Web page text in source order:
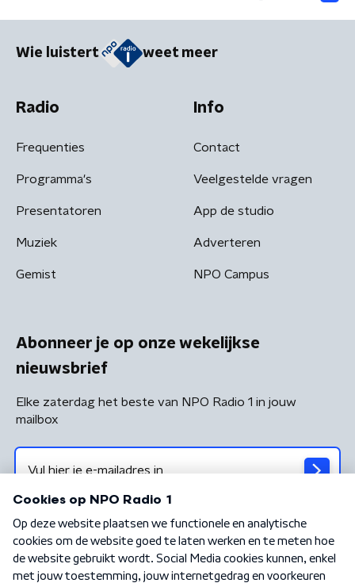
Wie luistert weet meer
Radio
Frequenties
Programma's
Presentatoren
Muziek
Gemist
Info
Contact
Veelgestelde vragen
App de studio
Adverteren
NPO Campus
Abonneer je op onze wekelijkse
nieuwsbrief
Elke zaterdag het beste van NPO Radio 1 in jouw
mailbox
Algemene voorwaarden Privacybeleid